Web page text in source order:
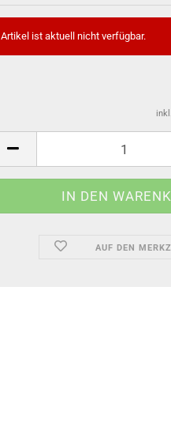
Artikel ist aktuell nicht verfügbar.
AUF DEN